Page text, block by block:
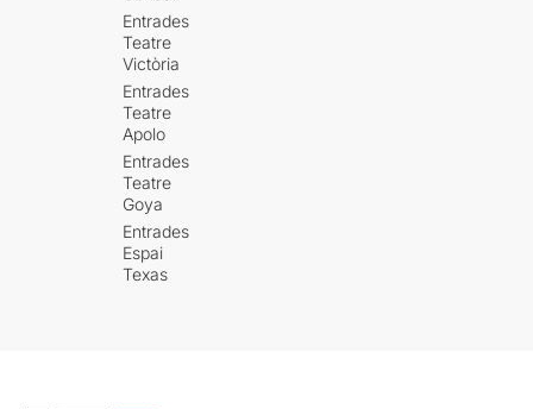
Entrades
Teatre
Victòria
Entrades
Teatre
Apolo
Entrades
Teatre
Goya
Entrades
Espai
Texas